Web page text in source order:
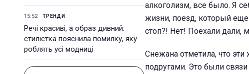
15:52 ТРЕНДИ
Речі красиві, а образ дивний:
стилістка пояснила помилку, яку
роблять усі модниці
алкоголизм, все было. Я
жизни, поезд, который
стоп?! Нет! Поехали дали,
Снежана отметила, что
подругами. Это были